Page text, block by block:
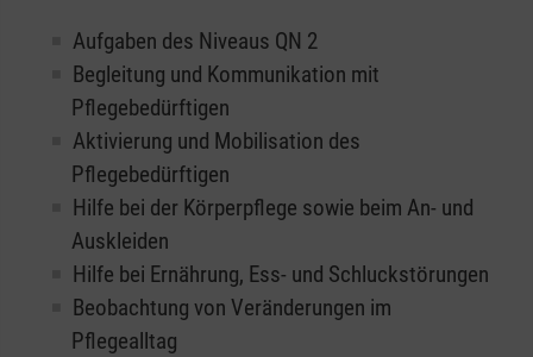
Aufgaben des Niveaus QN 2
Begleitung und Kommunikation mit
Pflegebedürftigen
Aktivierung und Mobilisation des
Pflegebedürftigen
Hilfe bei der Körperpflege sowie beim An- und
Auskleiden
Hilfe bei Ernährung, Ess- und Schluckstörungen
Beobachtung von Veränderungen im
Pflegealltag